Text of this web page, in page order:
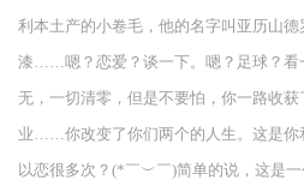
利本土产的小卷毛，他的名字叫亚历山
漆……嗯？恋爱？谈一下。嗯？足球？看
无，一切清零，但是不要怕，你一路收
业……你改变了你们两个的人生。这是
以恋很多次？(*￣︶￣)简单的说，这是